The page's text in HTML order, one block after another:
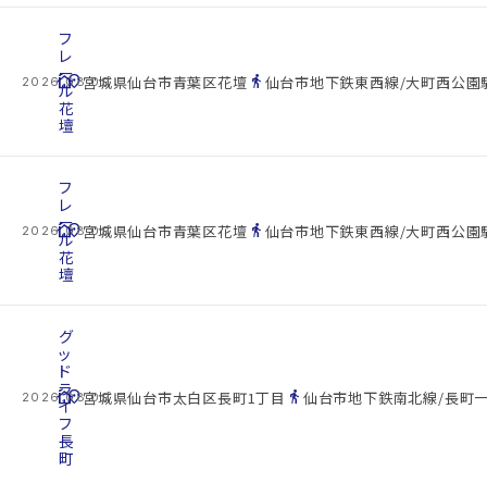
2026.08.09
cottage
フ
レ
ー
ル
花
壇
location_on宮城県仙台市青葉区花壇 directions_walk 仙台市地下鉄東西線/大町西公園
2026.08.09
cottage
フ
レ
ー
ル
花
壇
location_on宮城県仙台市青葉区花壇 directions_walk 仙台市地下鉄東西線/大町西公園
2026.08.09
cottage
グ
ッ
ド
ラ
イ
フ
長
町
location_on宮城県仙台市太白区長町1丁目 directions_walk 仙台市地下鉄南北線/長町